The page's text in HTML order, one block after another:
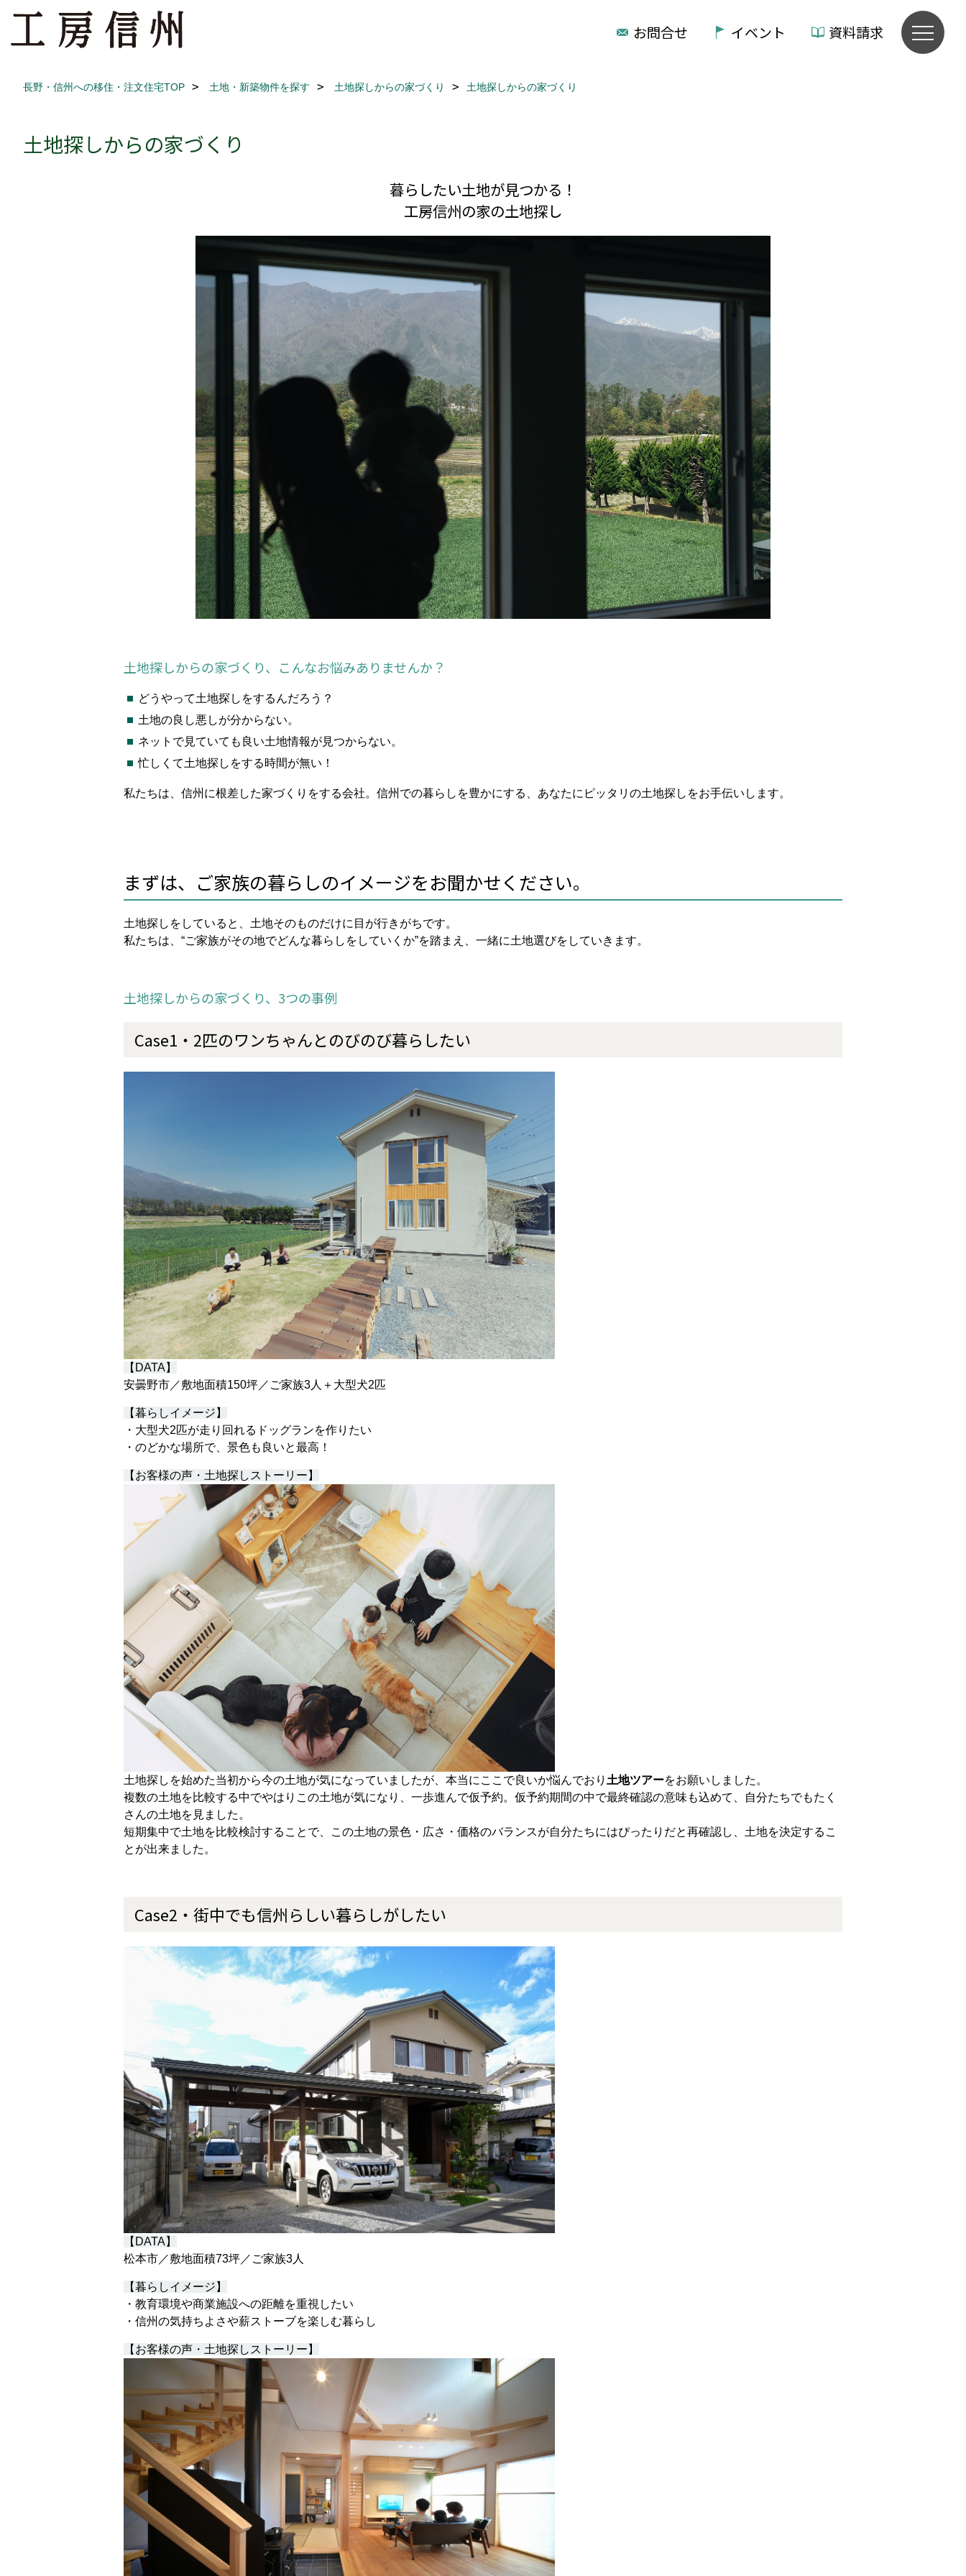
お問合せ イベント 資料請求
長野・信州への移住・注文住宅TOP 土地・新築物件を探す 土地探しからの家づくり 土地探しからの家づくり
土地探しからの家づくり
暮らしたい土地が見つかる！
工房信州の家の土地探し
土地探しからの家づくり、こんなお悩みありませんか？
どうやって土地探しをするんだろう？
土地の良し悪しが分からない。
ネットで見ていても良い土地情報が見つからない。
忙しくて土地探しをする時間が無い！
私たちは、信州に根差した家づくりをする会社。信州での暮らしを豊かにする、あなたにピッタリの土地探しをお手伝いします。
まずは、ご家族の暮らしのイメージをお聞かせください。
土地探しをしていると、土地そのものだけに目が行きがちです。
私たちは、“ご家族がその地でどんな暮らしをしていくか”を踏まえ、一緒に土地選びをしていきます。
土地探しからの家づくり、3つの事例
Case1・2匹のワンちゃんとのびのび暮らしたい
【DATA】
安曇野市／敷地面積150坪／ご家族3人＋大型犬2匹
【暮らしイメージ】
・大型犬2匹が走り回れるドッグランを作りたい
・のどかな場所で、景色も良いと最高！
【お客様の声・土地探しストーリー】
土地探しを始めた当初から今の土地が気になっていましたが、本当にここで良いか悩んでおり 土地ツアーをお願いしました。
複数の土地を比較する中でやはりこの土地が気になり、一歩進んで仮予約。仮予約期間の中で最終確認の意味も込めて、自分たちでもたく
さんの土地を見ました。
短期集中で土地を比較検討することで、この土地の景色・広さ・価格のバランスが自分たちにはぴったりだと再確認し、土地を決定するこ
とが出来ました。
Case2・街中でも信州らしい暮らしがしたい
【DATA】
松本市／敷地面積73坪／ご家族3人
【暮らしイメージ】
・教育環境や商業施設への距離を重視したい
・信州の気持ちよさや薪ストーブを楽しむ暮らし
【お客様の声・土地探しストーリー】